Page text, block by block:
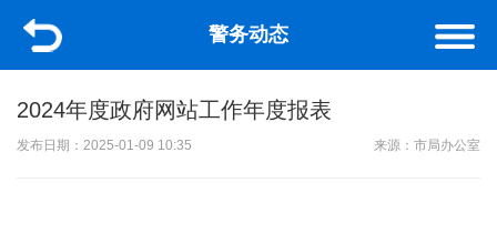
警务动态
2024年度政府网站工作年度报表
发布日期：2025-01-09 10:35 来源：市局办公室